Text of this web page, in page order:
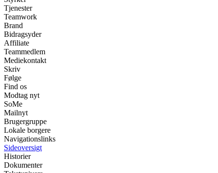
Tjenester
Teamwork
Brand
Bidragsyder
Affiliate
Teammedlem
Mediekontakt
Skriv
Følge
Find os
Modtag nyt
SoMe
Mailnyt
Brugergruppe
Lokale borgere
Navigationslinks
Sideoversigt
Historier
Dokumenter